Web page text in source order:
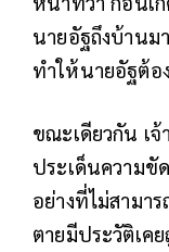
นายอัฐถึงบ้านม
ทำให้นายอัฐต้อ
ขณะเดียวกัน เ
ประเด็นความขั
อย่างที่ไม่สามาร
ตายมีประวัติเค